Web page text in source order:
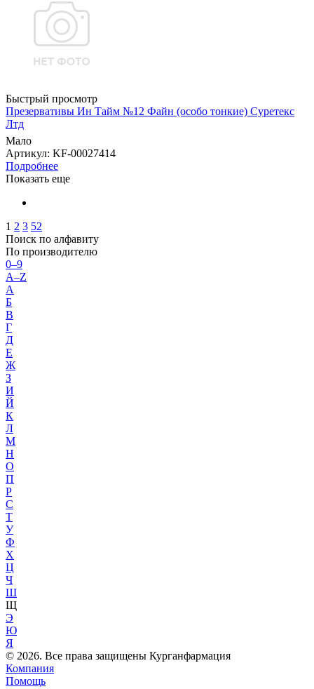
Быстрый просмотр
Презервативы Ин Тайм №12 Файн (особо тонкие) Суретекс
Лтд
Мало
Артикул: KF-00027414
Подробнее
Показать еще
1 2 3 52
Поиск по алфавиту
По производителю
0–9
A–Z
А
Б
В
Г
Д
Е
Ж
З
И
Й
К
Л
М
Н
О
П
Р
С
Т
У
Ф
Х
Ц
Ч
Ш
Щ
Э
Ю
Я
© 2026. Все права защищены Курганфармация
Компания
Помощь